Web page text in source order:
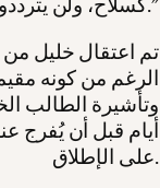
الرغم من كونه
أيام قبل أن يُفرج
على الإطلاق.